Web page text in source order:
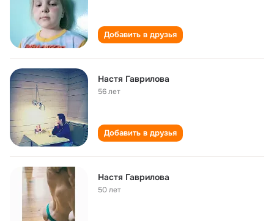
Добавить в друзья
Настя Гаврилова
56 лет
Добавить в друзья
Настя Гаврилова
50 лет